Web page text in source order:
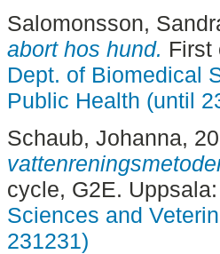
Salomonsson,
abort hos hund. First
Dept. of Biomedical
Public Health (until
Schaub, Johanna,
cycle, G2E.
Sciences and
231231)